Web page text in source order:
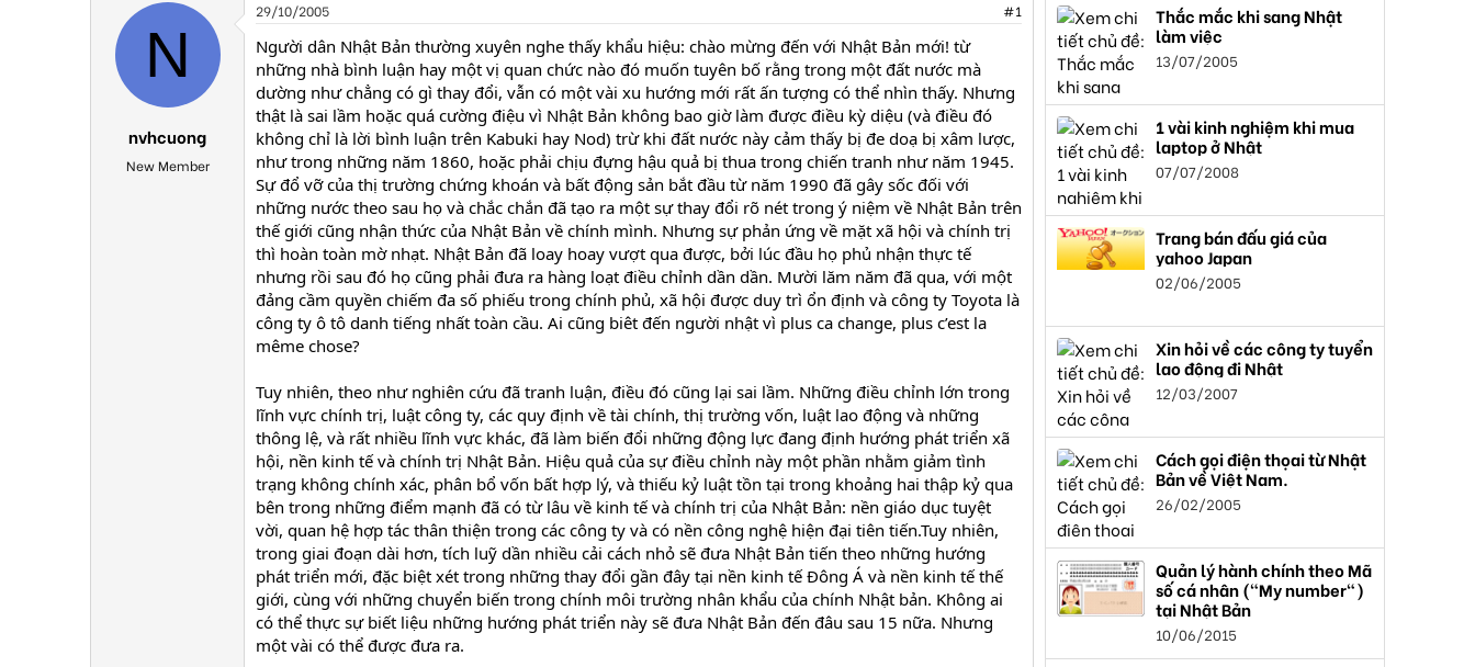
N
nvhcuong
New Member
29/10/2005 #1
Người dân Nhật Bản thường xuyên nghe thấy khẩu hiệu: chào mừng đến với Nhật Bản mới! từ
những nhà bình luận hay một vị quan chức nào đó muốn tuyên bố rằng trong một đất nước mà
dường như chẳng có gì thay đổi, vẫn có một vài xu hướng mới rất ấn tượng có thể nhìn thấy. Nhưng
thật là sai lầm hoặc quá cường điệu vì Nhật Bản không bao giờ làm được điều kỳ diệu (và điều đó
không chỉ là lời bình luận trên Kabuki hay Nod) trừ khi đất nước này cảm thấy bị đe doạ bị xâm lược,
như trong những năm 1860, hoặc phải chịu đựng hậu quả bị thua trong chiến tranh như năm 1945.
Sự đổ vỡ của thị trường chứng khoán và bất động sản bắt đầu từ năm 1990 đã gây sốc đối với
những nước theo sau họ và chắc chắn đã tạo ra một sự thay đổi rõ nét trong ý niệm về Nhật Bản trên
thế giới cũng nhận thức của Nhật Bản về chính mình. Nhưng sự phản ứng về mặt xã hội và chính trị
thì hoàn toàn mờ nhạt. Nhật Bản đã loay hoay vượt qua được, bởi lúc đầu họ phủ nhận thực tế
nhưng rồi sau đó họ cũng phải đưa ra hàng loạt điều chỉnh dần dần. Mười lăm năm đã qua, với một
đảng cầm quyền chiếm đa số phiếu trong chính phủ, xã hội được duy trì ổn định và công ty Toyota là
công ty ô tô danh tiếng nhất toàn cầu. Ai cũng biêt đến người nhật vì plus ca change, plus c’est la
même chose?
Tuy nhiên, theo như nghiên cứu đã tranh luận, điều đó cũng lại sai lầm. Những điều chỉnh lớn trong
lĩnh vực chính trị, luật công ty, các quy định về tài chính, thị trường vốn, luật lao động và những
thông lệ, và rất nhiều lĩnh vực khác, đã làm biến đổi những động lực đang định hướng phát triển xã
hội, nền kinh tế và chính trị Nhật Bản. Hiệu quả của sự điều chỉnh này một phần nhằm giảm tình
trạng không chính xác, phân bổ vốn bất hợp lý, và thiếu kỷ luật tồn tại trong khoảng hai thập kỷ qua
bên trong những điểm mạnh đã có từ lâu về kinh tế và chính trị của Nhật Bản: nền giáo dục tuyệt
vời, quan hệ hợp tác thân thiện trong các công ty và có nền công nghệ hiện đại tiên tiến.Tuy nhiên,
trong giai đoạn dài hơn, tích luỹ dần nhiều cải cách nhỏ sẽ đưa Nhật Bản tiến theo những hướng
phát triển mới, đặc biệt xét trong những thay đổi gần đây tại nền kinh tế Đông Á và nền kinh tế thế
giới, cùng với những chuyển biến trong chính môi trường nhân khẩu của chính Nhật bản. Không ai
có thể thực sự biết liệu những hướng phát triển này sẽ đưa Nhật Bản đến đâu sau 15 nữa. Nhưng
một vài có thể được đưa ra.
Thắc mắc khi sang Nhật
làm việc
13/07/2005
1 vài kinh nghiệm khi mua
laptop ở Nhật
07/07/2008
Trang bán đấu giá của
yahoo Japan
02/06/2005
Xin hỏi về các công ty tuyển
lao động đi Nhật
12/03/2007
Cách gọi điện thọai từ Nhật
Bản về Việt Nam.
26/02/2005
Quản lý hành chính theo Mã
số cá nhân ("My number")
tại Nhật Bản
10/06/2015